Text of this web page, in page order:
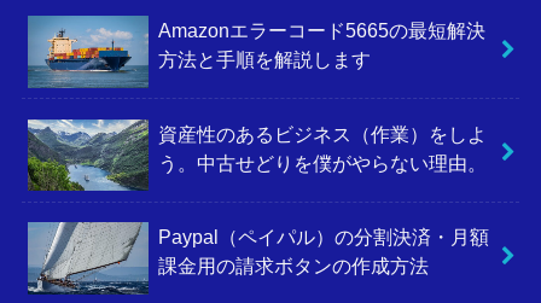
Amazonエラーコード5665の最短解決
方法と手順を解説します
資産性のあるビジネス（作業）をしよ
う。中古せどりを僕がやらない理由。
Paypal（ペイパル）の分割決済・月額
課金用の請求ボタンの作成方法